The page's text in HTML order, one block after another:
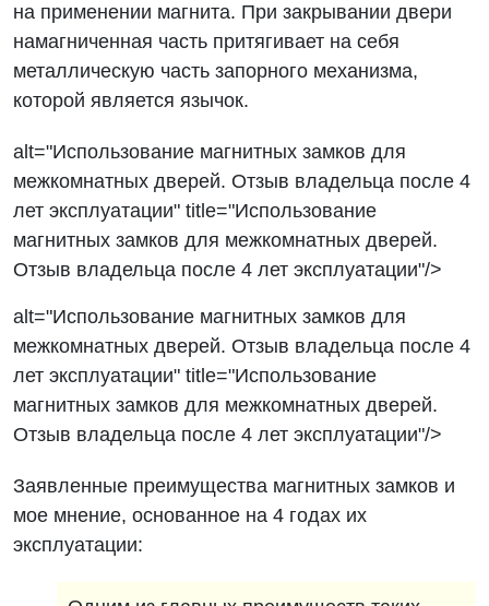
на применении магнита. При закрывании двери
намагниченная часть притягивает на себя
металлическую часть запорного механизма,
которой является язычок.
alt="Использование магнитных замков для
межкомнатных дверей. Отзыв владельца после 4
лет эксплуатации" title="Использование
магнитных замков для межкомнатных дверей.
Отзыв владельца после 4 лет эксплуатации"/>
alt="Использование магнитных замков для
межкомнатных дверей. Отзыв владельца после 4
лет эксплуатации" title="Использование
магнитных замков для межкомнатных дверей.
Отзыв владельца после 4 лет эксплуатации"/>
Заявленные преимущества магнитных замков и
мое мнение, основанное на 4 годах их
эксплуатации: